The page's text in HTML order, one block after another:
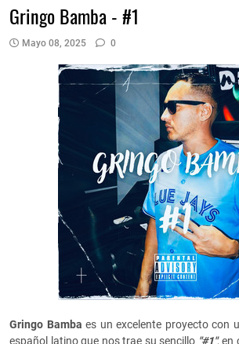
Gringo Bamba - #1
Mayo 08, 2025 0
Gringo Bamba es un excelente proyecto con
español latino que nos trae su sencillo "#1", en